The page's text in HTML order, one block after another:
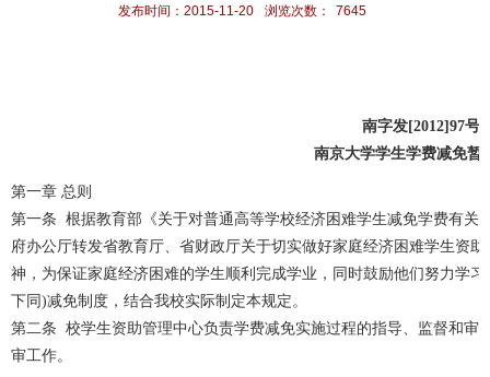
发布时间：2015-11-20 浏览次数： 7645
南字发[2012]97号
南京大学学生学费减免暂
第一章 总则
第一条 根据教育部《关于对普通高等学校经济困难学生减免学费有关
府办公厅转发省教育厅、省财政厅关于切实做好家庭经济困难学生资
神，为保证家庭经济困难的学生顺利完成学业，同时鼓励他们努力学
下同)减免制度，结合我校实际制定本规定。
第二条 校学生资助管理中心负责学费减免实施过程的指导、监督和审
审工作。